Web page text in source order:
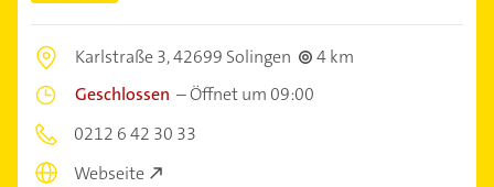
Karlstraße 3,42699 Solingen
4 km
Geschlossen –Öffnet um 09:00
0212 6 42 30 33
Webseite